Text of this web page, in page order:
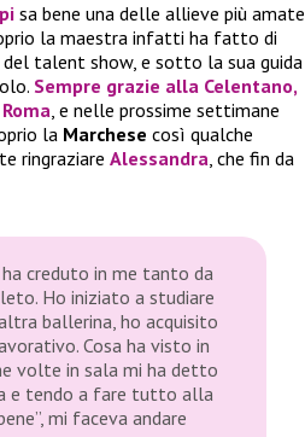
sa bene una delle allieve più amate
la maestra infatti ha fatto di
talent show, e sotto la sua guida
Sempre grazie alla Celentano,
, e nelle prossime settimane
la Marchese così qualche
ringraziare Alessandra, che fin da
ha creduto in me tanto da
Ho iniziato a studiare
ballerina, ho acquisito
Cosa ha visto in
volte in sala mi ha detto
e tendo a fare tutto alla
mi faceva andare